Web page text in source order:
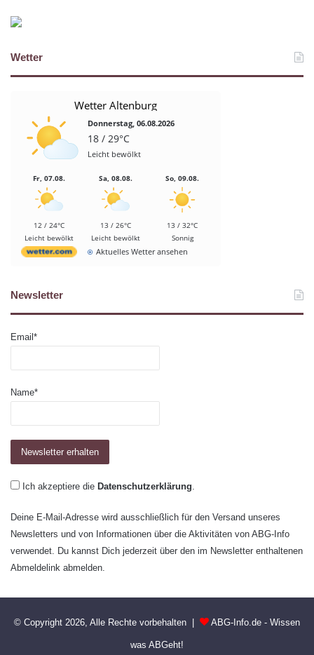
Wetter
Wetter Altenburg
Donnerstag, 06.08.2026
18 / 29°C
Leicht bewölkt
Fr, 07.08.
12 / 24°C
Leicht bewölkt
Sa, 08.08.
13 / 26°C
Leicht bewölkt
So, 09.08.
13 / 32°C
Sonnig
Aktuelles Wetter ansehen
Newsletter
Email*
Name*
Ich akzeptiere die Datenschutzerklärung
Deine E-Mail-Adresse wird ausschließlich für den Versand unseres
Newsletters und von Informationen über die Aktivitäten von ABG-Info
verwendet. Du kannst Dich jederzeit über den im Newsletter enthaltenen
Abmeldelink abmelden.
© Copyright 2026, Alle Rechte vorbehalten | ABG-Info.de - Wissen
was ABGeht!